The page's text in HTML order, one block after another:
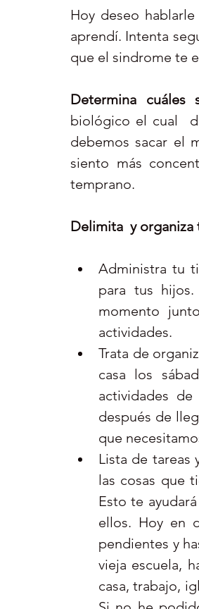
Hoy deseo
aprendí. Intenta
que el sindrome te
Determina cuáles
biológico el cual
debemos sacar el
siento más
temprano.
Delimita  y
Administra tu
para tus
momento
actividades.
Trata de
casa los
actividades
después de
que
Lista de tareas
las cosas que
Esto te
ellos. Hoy en
pendientes y
vieja escuela,
casa, trabajo,